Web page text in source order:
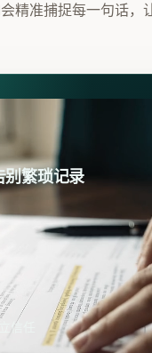
精准捕捉每一句话，
别繁琐记录
信任